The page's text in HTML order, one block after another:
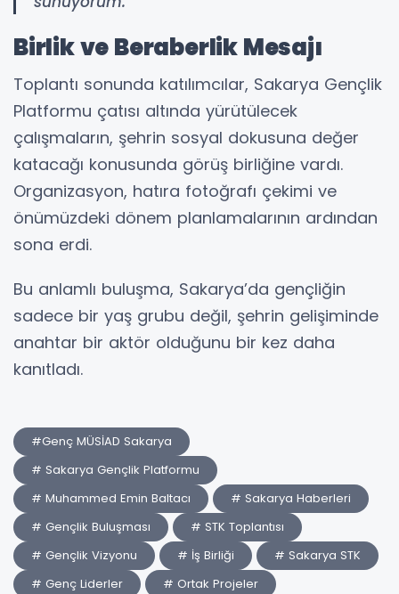
Birlik ve Beraberlik Mesajı
Toplantı sonunda katılımcılar, Sakarya Gençlik
Platformu çatısı altında yürütülecek
çalışmaların, şehrin sosyal dokusuna değer
katacağı konusunda görüş birliğine vardı.
Organizasyon, hatıra fotoğrafı çekimi ve
önümüzdeki dönem planlamalarının ardından
sona erdi.
Bu anlamlı buluşma, Sakarya’da gençliğin
sadece bir yaş grubu değil, şehrin gelişiminde
anahtar bir aktör olduğunu bir kez daha
kanıtladı.
#Genç MÜSİAD Sakarya
# Sakarya Gençlik Platformu
# Muhammed Emin Baltacı
# Sakarya Haberleri
# Gençlik Buluşması
# STK Toplantısı
# Gençlik Vizyonu
# İş Birliği
# Sakarya STK
# Genç Liderler
# Ortak Projeler